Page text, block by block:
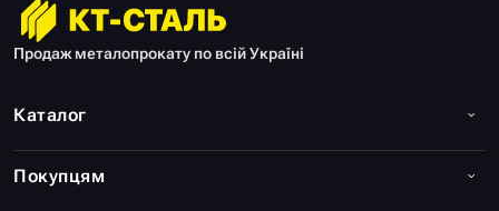
Продаж металопрокату по всій Україні
Каталог
Покупцям